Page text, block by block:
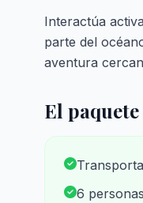
Interactúa
parte del
aventura
El
6